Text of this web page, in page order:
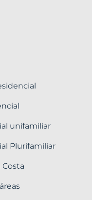
unifamiliar
Plurifamiliar